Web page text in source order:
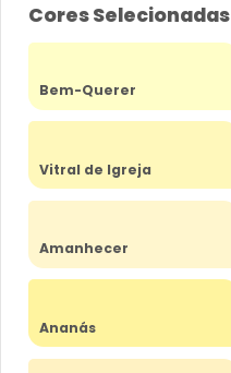
Cores Selecionadas
Bem-Querer
Vitral de Igreja
Amanhecer
Ananás